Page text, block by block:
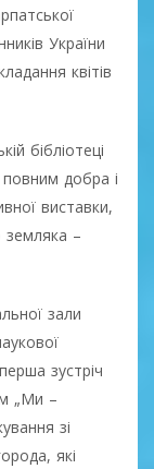
України
квітів
бібліотеці
повним добра і
виставки,
земляка –
зали
зустріч
„Ми –
зі
які